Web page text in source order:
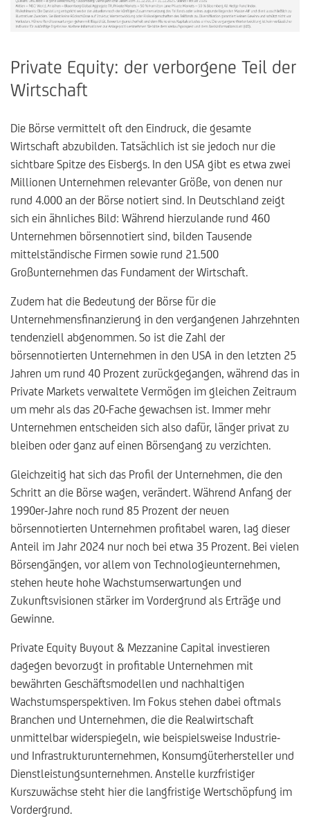
Private Equity: der verborgene Teil der
Wirtschaft
Die Börse vermittelt oft den Eindruck, die gesamte
Wirtschaft abzubilden. Tatsächlich ist sie jedoch nur die
sichtbare Spitze des Eisbergs. In den USA gibt es etwa zwei
Millionen Unternehmen relevanter Größe, von denen nur
rund 4.000 an der Börse notiert sind. In Deutschland zeigt
sich ein ähnliches Bild: Während hierzulande rund 460
Unternehmen börsennotiert sind, bilden Tausende
mittelständische Firmen sowie rund 21.500
Großunternehmen das Fundament der Wirtschaft.
Zudem hat die Bedeutung der Börse für die
Unternehmensfinanzierung in den vergangenen Jahrzehnten
tendenziell abgenommen. So ist die Zahl der
börsennotierten Unternehmen in den USA in den letzten 25
Jahren um rund 40 Prozent zurückgegangen, während das in
Private Markets verwaltete Vermögen im gleichen Zeitraum
um mehr als das 20-Fache gewachsen ist. Immer mehr
Unternehmen entscheiden sich also dafür, länger privat zu
bleiben oder ganz auf einen Börsengang zu verzichten.
Gleichzeitig hat sich das Profil der Unternehmen, die den
Schritt an die Börse wagen, verändert. Während Anfang der
1990er-Jahre noch rund 85 Prozent der neuen
börsennotierten Unternehmen profitabel waren, lag dieser
Anteil im Jahr 2024 nur noch bei etwa 35 Prozent. Bei vielen
Börsengängen, vor allem von Technologieunternehmen,
stehen heute hohe Wachstumserwartungen und
Zukunftsvisionen stärker im Vordergrund als Erträge und
Gewinne.
Private Equity Buyout & Mezzanine Capital investieren
dagegen bevorzugt in profitable Unternehmen mit
bewährten Geschäftsmodellen und nachhaltigen
Wachstumsperspektiven. Im Fokus stehen dabei oftmals
Branchen und Unternehmen, die die Realwirtschaft
unmittelbar widerspiegeln, wie beispielsweise Industrie-
und Infrastrukturunternehmen, Konsumgüterhersteller und
Dienstleistungsunternehmen. Anstelle kurzfristiger
Kurszuwächse steht hier die langfristige Wertschöpfung im
Vordergrund.